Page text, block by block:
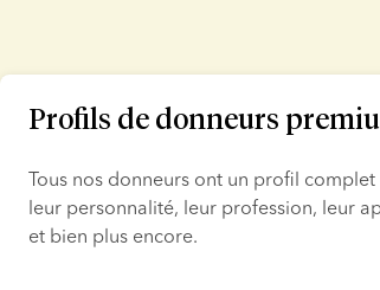
1 of 4
Profils de donneurs
Tous nos donneurs ont un profil
leur personnalité, leur profession, leur
et bien plus encore.